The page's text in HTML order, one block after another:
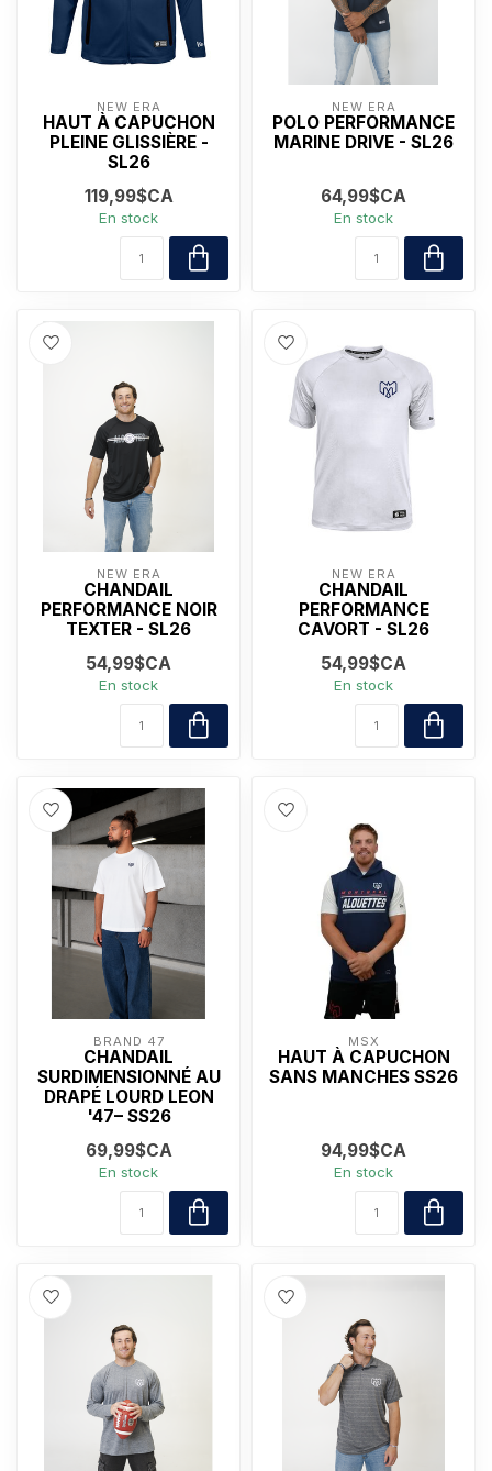
NEW ERA
HAUT À CAPUCHON
PLEINE GLISSIÈRE -
SL26
119,99$CA
En stock
NEW ERA
POLO PERFORMANCE
MARINE DRIVE - SL26
64,99$CA
En stock
NEW ERA
CHANDAIL
PERFORMANCE NOIR
TEXTER - SL26
54,99$CA
En stock
NEW ERA
CHANDAIL
PERFORMANCE
CAVORT - SL26
54,99$CA
En stock
BRAND 47
CHANDAIL
SURDIMENSIONNÉ AU
DRAPÉ LOURD LEON
'47– SS26
69,99$CA
En stock
MSX
HAUT À CAPUCHON
SANS MANCHES SS26
94,99$CA
En stock